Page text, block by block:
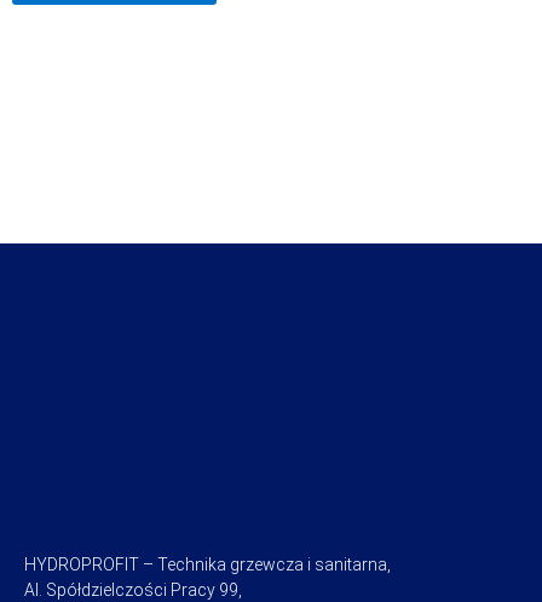
HYDROPROFIT – Technika grzewcza i sanitarna,
Al. Spółdzielczości Pracy 99,